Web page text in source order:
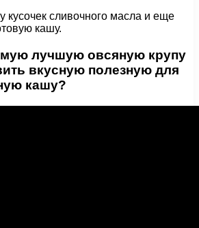
кусочек сливочного масла и еще
кашу.
лучшую овсяную крупу
вкусную полезную для
кашу?